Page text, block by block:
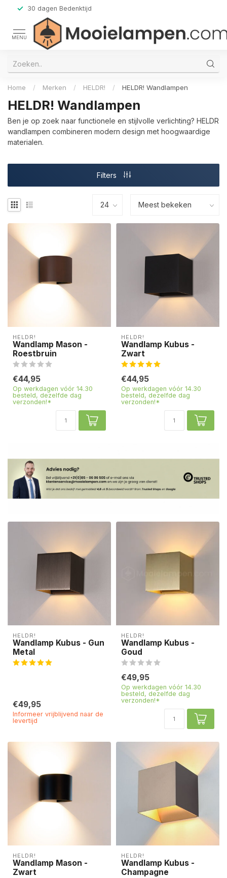
30 dagen Bedenktijd
MENU
Home / Merken / HELDR! / HELDR! Wandlampen
HELDR! Wandlampen
Ben je op zoek naar functionele en stijlvolle verlichting? HELDR
wandlampen combineren modern design met hoogwaardige
materialen.
Filters
HELDR!
Wandlamp Mason -
Roestbruin
€44,95
Op werkdagen vóór 14.30
besteld, dezelfde dag
verzonden!*
HELDR!
Wandlamp Kubus -
Zwart
€44,95
Op werkdagen vóór 14.30
besteld, dezelfde dag
verzonden!*
HELDR!
Wandlamp Kubus - Gun
Metal
€49,95
Informeer vrijblijvend naar de
levertijd
HELDR!
Wandlamp Kubus -
Goud
€49,95
Op werkdagen vóór 14.30
besteld, dezelfde dag
verzonden!*
HELDR!
Wandlamp Mason -
Zwart
HELDR!
Wandlamp Kubus -
Champagne